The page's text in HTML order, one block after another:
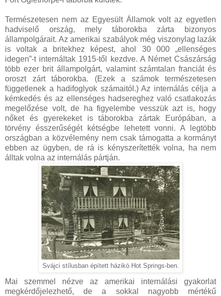
Természetesen nem az Egyesült Államok volt az egyetlen
hadviselő ország, mely táborokba zárta bizonyos
állampolgárait. Az amerikai szabályok még viszonylag lazák
is voltak a britekhez képest, ahol 30 000 „ellenséges
idegen”-t internáltak 1915-től kezdve. A Német Császárság
több ezer brit állampolgárt, valamint számtalan franciát és
oroszt zárt táborokba. (Ezek a számok természetesen
függetlenek a hadifoglyok számaitól.) Az internálás célja a
kémkedés és az ellenséges hadsereghez való csatlakozás
megelőzése volt, de ha figyelembe vesszük azt is, hogy
nőket és gyerekeket is táborokba zártak Európában, a
törvény ésszerűségét kétségbe lehetett vonni. A legtöbb
országban a közvélemény nem csak támogatta a kormányt
ebben az ügyben, de rá is kényszerítették volna, ha nem
álltak volna az internálás pártján.
Svájci stílusban épített házikó Hot Springs-ben.
Mai szemmel nézve az amerikai internálási gyakorlat
megkérdőjelezhető, de a sokkal nagyobb mértékű